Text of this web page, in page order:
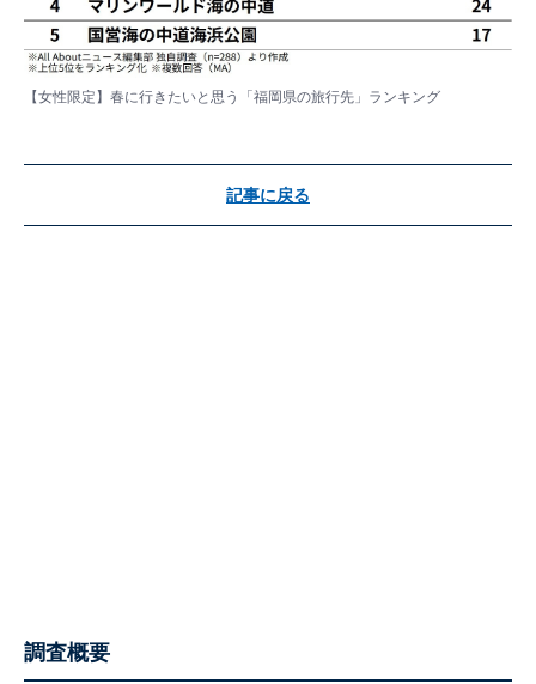
【女性限定】春に行きたいと思う「福岡県の旅行先」ランキング
記事に戻る
調査概要